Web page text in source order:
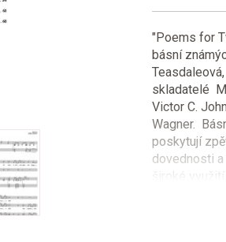
"Poems for
básní
skladatelé
Victor C.
Wagner.
poskytují
dovednosti